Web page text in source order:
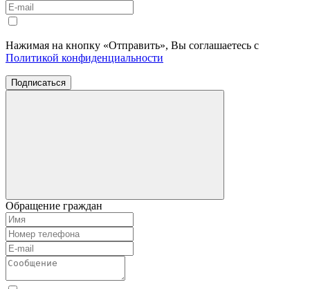
Нажимая на кнопку «Отправить», Вы соглашаетесь с
Политикой конфиденциальности
Подписаться
Обращение граждан